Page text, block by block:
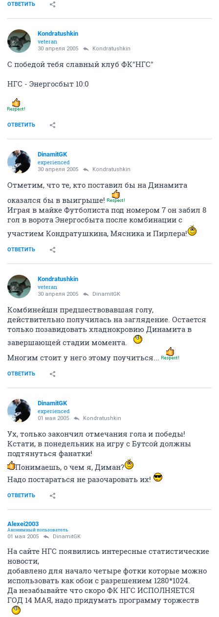
ОТВЕТИТЬ
Kondratushkin
veteran
30 апреля 2005 Kondratushkin
С победой тебя славный клуб ФК"НГС"
НГС - Энергосбыт 10:0
ОТВЕТИТЬ
DinamitGK
experienced
30 апреля 2005 Kondratushkin
Отметим, что те, кто поставил бы на Динамита
оказался бы в выигрыше!
Играя в майке Футболиста под номером 7 он забил 8
гол в ворота Энергосбыта после комбинации с
участием Кондратушкина, Мясника и Пирлера!
ОТВЕТИТЬ
Kondratushkin
veteran
30 апреля 2005 DinamitGK
Комбинейшн предшествовавшая голу,
действительно получилась на заглядение. Остается
только позавидовать хладнокровию Динамита в
завершающей стадии момента.
Многим стоит у него этому поучиться...
ОТВЕТИТЬ
DinamitGK
experienced
01 мая 2005 Kondratushkin
Ух, только закончил отмечания гола и победы!
Кстати, в понедельник на игру с Бутсой должны
подтянуться фанатки!
Понимаешь, о чем я, Диман?
Надо постараться не разочаровать их!
ОТВЕТИТЬ
Alexei2003
Анонимный пользователь
01 мая 2005 DinamitGK
На сайте НГС появились интересные статистические
новости,
добавлено для начало четыре фотки которые можно
использовать как обои с разрешением 1280*1024.
Да незабывайте что скоро ФК НГС ИСПОЛНЯЕТСЯ
ГОД 14 МАЯ, надо придумать программу торжеств